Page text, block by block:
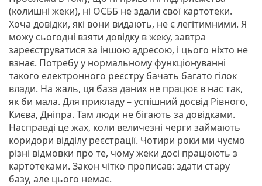
(колишні жеки), ні ОСББ не здали свої картотеки.
Хоча довідки, які вони видають, не є легітимними. Я
можу сьогодні взяти довідку в жеку, завтра
зареєструватися за іншою адресою, і цього ніхто не
взнає. Потребу у нормальному функціонуванні
такого електронного реєстру бачать багато гілок
влади. На жаль, ця база даних не працює в нас так,
як би мала. Для прикладу – успішний досвід Рівного,
Києва, Дніпра. Там люди не бігають за довідками.
Насправді це жах, коли величезні черги займають
коридори відділу реєстрації. Чотири роки ми чуємо
різні відмовки про те, чому жеки досі працюють з
картотеками. Закон чітко прописав: здати стару
базу, але цього немає.